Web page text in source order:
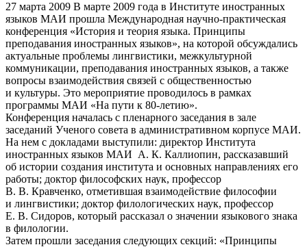
27 марта 2009 В марте 2009 года в Институте иностранных
языков МАИ прошла Международная научно-практическая
конференция «История и теория языка. Принципы
преподавания иностранных языков», на которой обсуждались
актуальные проблемы лингвистики, межкультурной
коммуникации, преподавания иностранных языков, а также
вопросы взаимодействия связей с общественностью
и культуры. Это мероприятие проводилось в рамках
программы МАИ «На пути к 80-летию».
Конференция началась с пленарного заседания в зале
заседаний Ученого совета в административном корпусе МАИ.
На нем с докладами выступили: директор Института
иностранных языков МАИ А. К. Каллиопин, рассказавший
об истории создания института и основных направлениях его
работы; доктор философских наук, профессор
В. В. Кравченко, отметившая взаимодействие философии
и лингвистики; доктор филологических наук, профессор
Е. В. Сидоров, который рассказал о значении языкового знака
в филологии.
Затем прошли заседания следующих секций: «Принципы